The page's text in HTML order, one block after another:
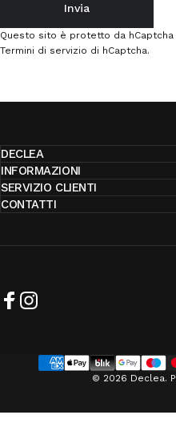
MessaggioInvia
Questo sito è protetto da
Termini di servizio di hCaptcha.
DECLEA
INFORMAZIONI
SERVIZIO CLIENTI
CONTATTI
© 2026 Declea.